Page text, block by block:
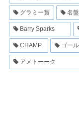
グラミー賞 名盤
Barry Sparks
CHAMP ゴー
アメトーーク